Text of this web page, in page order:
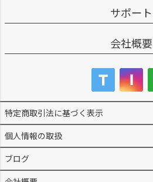
サポート
会社概要
特定商取引法に基づく表示
個人情報の取扱
ブログ